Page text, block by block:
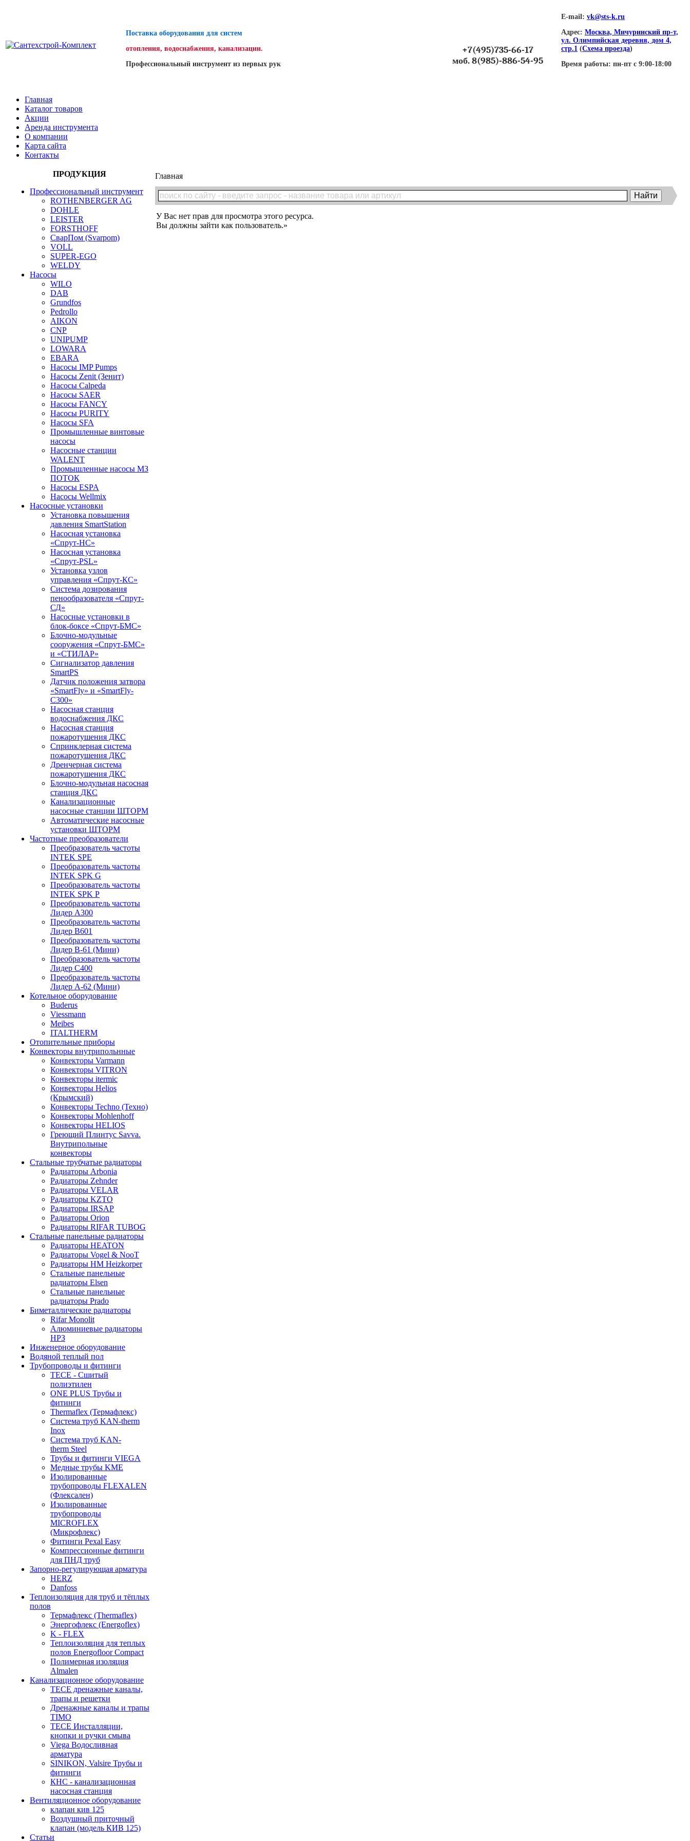
Поставка оборудования для систем
отопления, водоснабжения, канализации.
Профессиональный инструмент из первых рук
+7(495)735-66-17
моб. 8(985)-886-54-95
E-mail: vk@sts-k.ru
Адрес: Москва, Мичуринский пр-т,
ул. Олимпийская деревня, дом 4,
стр.1 (Схема проезда)
Время работы: пн-пт с 9:00-18:00
Главная
Каталог товаров
Акции
Аренда инструмента
О компании
Карта сайта
Контакты
ПРОДУКЦИЯ
Профессиональный инструмент
ROTHENBERGER AG
DOHLE
LEISTER
FORSTHOFF
СварПом (Svarpom)
VOLL
SUPER-EGO
WELDY
Насосы
WILO
DAB
Grundfos
Pedrollo
AIKON
CNP
UNIPUMP
LOWARA
EBARA
Насосы IMP Pumps
Насосы Zenit (Зенит)
Насосы Calpeda
Насосы SAER
Насосы FANCY
Насосы PURITY
Насосы SFA
Промышленные винтовые
насосы
Насосные станции
WALENT
Промышленные насосы МЗ
ПОТОК
Насосы ESPA
Насосы Wellmix
Насосные установки
Установка повышения
давления SmartStation
Насосная установка
«Спрут-НС»
Насосная установка
«Спрут-PSL»
Установка узлов
управления «Спрут-КС»
Система дозирования
пенообразователя «Спрут-
СД»
Насосные установки в
блок-боксе «Спрут-БМС»
Блочно-модульные
сооружения «Спрут-БМС»
и «СТИЛАР»
Сигнализатор давления
SmartPS
Датчик положения затвора
«SmartFly» и «SmartFly-
С300»
Насосная станция
водоснабжения ДКС
Насосная станция
пожаротушения ДКС
Спринклерная система
пожаротушения ДКС
Дренчерная система
пожаротушения ДКС
Блочно-модульная насосная
станция ДКС
Канализационные
насосные станции ШТОРМ
Автоматические насосные
установки ШТОРМ
Частотные преобразователи
Преобразователь частоты
INTEK SPE
Преобразователь частоты
INTEK SPK G
Преобразователь частоты
INTEK SPK P
Преобразователь частоты
Лидер А300
Преобразователь частоты
Лидер B601
Преобразователь частоты
Лидер В-61 (Мини)
Преобразователь частоты
Лидер С400
Преобразователь частоты
Лидер А-62 (Мини)
Котельное оборудование
Buderus
Viessmann
Meibes
ITALTHERM
Отопительные приборы
Конвекторы внутрипольнные
Конвекторы Varmann
Конвекторы VITRON
Конвекторы itermic
Конвекторы Helios
(Крымский)
Конвекторы Techno (Техно)
Конвекторы Mohlenhoff
Конвекторы HELIOS
Греющий Плинтус Savva.
Внутрипольные
конвекторы
Стальные трубчатые радиаторы
Радиаторы Arbonia
Радиаторы Zehnder
Радиаторы VELAR
Радиаторы KZTO
Радиаторы IRSAP
Радиаторы Orion
Радиаторы RIFAR TUBOG
Стальные панельные радиаторы
Радиаторы HEATON
Радиаторы Vogel & NooT
Радиаторы HM Heizkorper
Стальные панельные
радиаторы Elsen
Стальные панельные
радиаторы Prado
Биметаллические радиаторы
Rifar Monolit
Алюминиевые радиаторы
НРЗ
Инженерное оборудование
Водяной теплый пол
Трубопроводы и фитинги
ТЕСЕ - Сшитый
полиэтилен
ONE PLUS Трубы и
фитинги
Thermaflex (Термафлекс)
Система труб KAN-therm
Inox
Система труб KAN-
therm Steel
Трубы и фитинги VIEGA
Медные трубы KME
Изолированные
трубопроводы FLEXALEN
(Флексален)
Изолированные
трубопроводы
MICROFLEX
(Микрофлекс)
Фитинги Pexal Easy
Компрессионные фитинги
для ПНД труб
Запорно-регулирующая арматура
HERZ
Danfoss
Теплоизоляция для труб и тёплых
полов
Термафлекс (Thermaflex)
Энергофлекс (Energoflex)
K - FLEX
Теплоизоляция для теплых
полов Energofloor Compact
Полимерная изоляция
Almalen
Канализационное оборудование
TECE дренажные каналы,
трапы и решетки
Дренажные каналы и трапы
TIMO
TECE Инсталляции,
кнопки и ручки смыва
Viega Водосливная
арматура
SINIKON, Valsire Трубы и
фитинги
КНС - канализационная
насосная станция
Вентиляционное оборудование
клапан кив 125
Воздушный приточный
клапан (модель КИВ 125)
Статьи
Главная
У Вас нет прав для просмотра этого ресурса.
Вы должны зайти как пользователь.»